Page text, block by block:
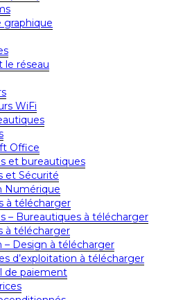
graphique
le réseau
WiFi
Office
et bureautiques
et Sécurité
Numérique
à télécharger
– Bureautiques à télécharger
à télécharger
– Design à télécharger
d’exploitation à télécharger
de paiement